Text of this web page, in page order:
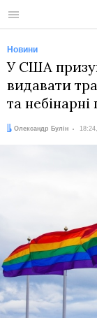
Меню
Новини
У США
видавати
та
Автор:
Олександр Булін
Дата: